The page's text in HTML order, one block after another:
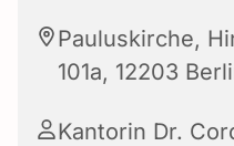
Pauluskirche,
101a, 12203
Kantorin Dr.